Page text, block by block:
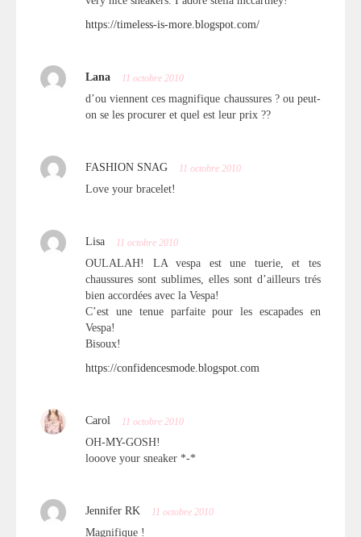
https://timeless-is-more.blogspot.com/
Lana 11 octobre 2010
d’ou viennent ces magnifique chaussures ? ou peut-
on se les procurer et quel est leur prix ??
FASHION SNAG 11 octobre 2010
Love your bracelet!
Lisa 11 octobre 2010
OULALAH! LA vespa est une tuerie, et tes
chaussures sont sublimes, elles sont d’ailleurs trés
bien accordées avec la Vespa!
C’est une tenue parfaite pour les escapades en
Vespa!
Bisoux!
https://confidencesmode.blogspot.com
Carol 11 octobre 2010
OH-MY-GOSH!
looove your sneaker *-*
Jennifer RK 11 octobre 2010
Magnifique !